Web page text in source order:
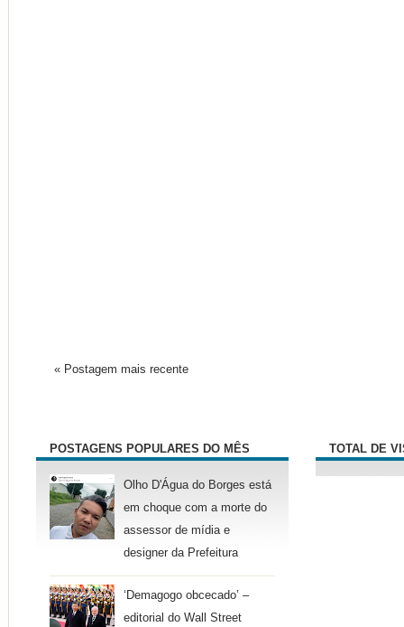
« Postagem mais recente
POSTAGENS POPULARES DO MÊS
Olho D'Água do Borges está
em choque com a morte do
assessor de mídia e
designer da Prefeitura
‘Demagogo obcecado’ –
editorial do Wall Street
TOTAL DE